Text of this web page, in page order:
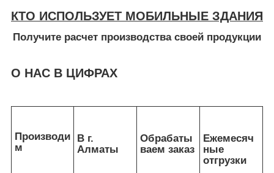
КТО ИСПОЛЬЗУЕТ МОБИЛЬНЫЕ ЗДАНИЯ
Получите расчет производства своей продукции
О НАС В ЦИФРАХ
Производи
м
В г.
Алматы
Обрабаты
ваем заказ
Ежемесяч
ные
отгрузки